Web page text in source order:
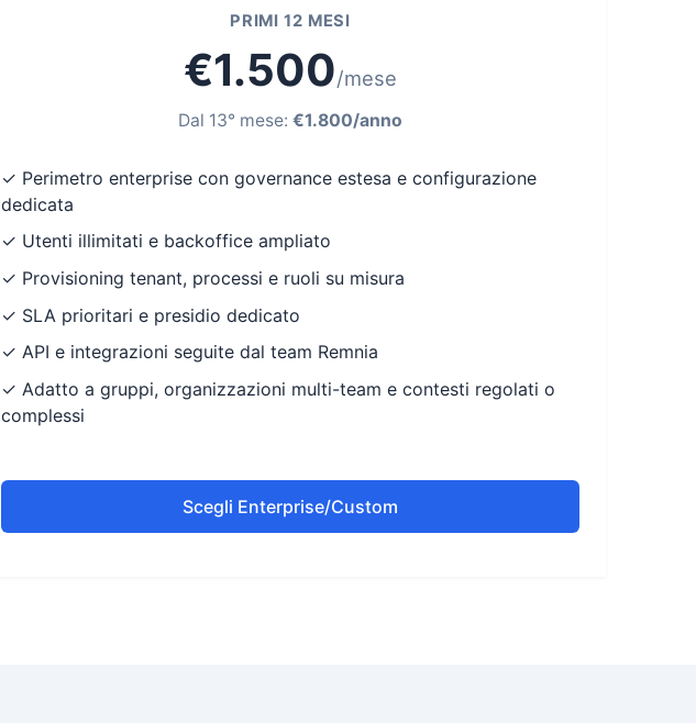
PRIMI 12 MESI
€1.500/mese
Dal 13° mese: €1.800/anno
✓ Perimetro enterprise con governance estesa e configurazione
dedicata
✓ Utenti illimitati e backoffice ampliato
✓ Provisioning tenant, processi e ruoli su misura
✓ SLA prioritari e presidio dedicato
✓ API e integrazioni seguite dal team Remnia
✓ Adatto a gruppi, organizzazioni multi-team e contesti regolati o
complessi
Scegli Enterprise/Custom